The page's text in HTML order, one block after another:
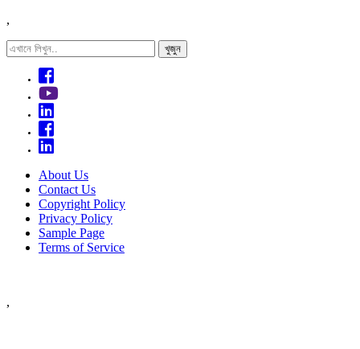
,
About Us
Contact Us
Copyright Policy
Privacy Policy
Sample Page
Terms of Service
,